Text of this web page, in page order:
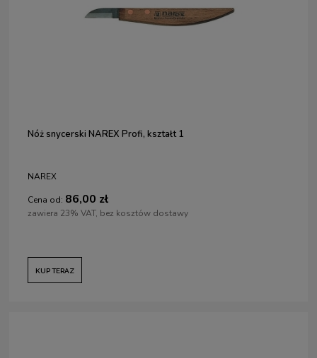
Nóż snycerski NAREX Profi, kształt 1
NAREX
Cena od: 86,00 zł
zawiera 23% VAT, bez kosztów dostawy
KUP TERAZ